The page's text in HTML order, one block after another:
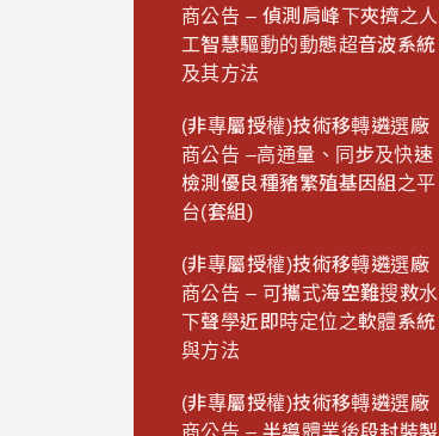
商公告 – 偵測肩峰下夾擠之人
工智慧驅動的動態超音波系統
及其方法
(非專屬授權)技術移轉遴選廠
商公告 –高通量、同步及快速
檢測優良種豬繁殖基因組之平
台(套組)
(非專屬授權)技術移轉遴選廠
商公告 – 可攜式海空難搜救水
下聲學近即時定位之軟體系統
與方法
(非專屬授權)技術移轉遴選廠